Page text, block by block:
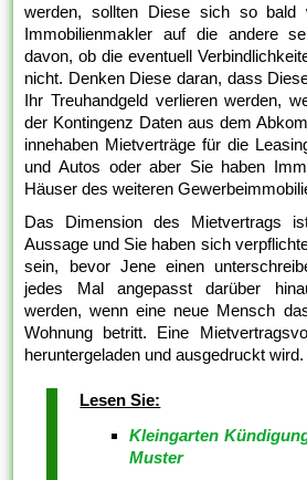
werden, sollten Diese sich so bald
Immobilienmakler auf die andere
davon, ob die eventuell
nicht. Denken Diese daran, dass
Ihr Treuhandgeld verlieren werden,
der Kontingenz Daten aus dem
innehaben Mietverträge für die
und Autos oder aber Sie haben
Häuser des weiteren
Das Dimension des Mietvertrags
Aussage und Sie haben sich
sein, bevor Jene einen
jedes Mal angepasst darüber
werden, wenn eine neue Mensch
Wohnung betritt. Eine
heruntergeladen und ausgedruckt wird.
Lesen Sie:
Kleingarten
Muster